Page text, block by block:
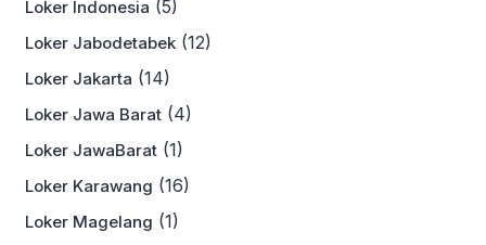
Loker Indonesia (5)
Loker Jabodetabek (12)
Loker Jakarta (14)
Loker Jawa Barat (4)
Loker JawaBarat (1)
Loker Karawang (16)
Loker Magelang (1)